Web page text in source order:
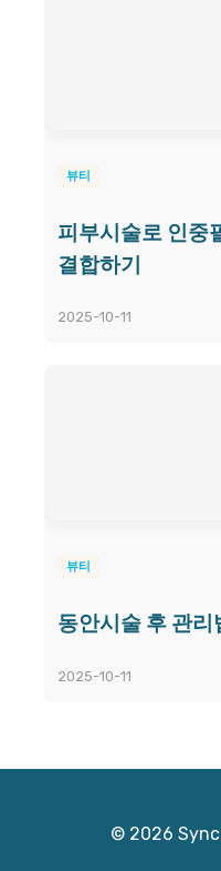
뷰티
피부시술로 인중
결합하기
2025-10-11
뷰티
동안시술 후 관리
2025-10-11
© 2026